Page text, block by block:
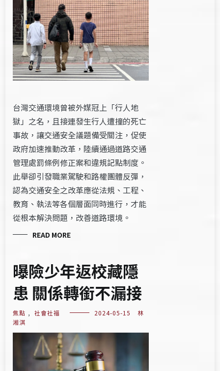
台灣交通環境曾被​外媒​冠上「行人地
獄」之名，且接連發生行人遭撞的死亡
事故，讓交通安全議題備受關注，促使
政府加速推動改革，陸續通過道路交通
管理處罰條例修正案​​​​​和違規記點制度。
此舉卻引發職業駕駛和路權團體反彈，
認為​​交通安全之改革應從法規、工程、
教育、執法等各個層面同時進行，才能
從根本解決問題，改善道路環境。​
READ MORE
曝險少年返校藏隱
患 關係轉銜不漏接
焦點 , 社會社福 2024-05-15
林
湘淇